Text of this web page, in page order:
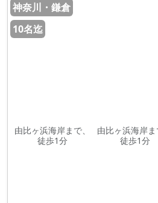
神奈川・鎌倉
10名迄
由比ヶ浜海岸まで、
徒歩1分
由比ヶ浜海岸ま
徒歩1分